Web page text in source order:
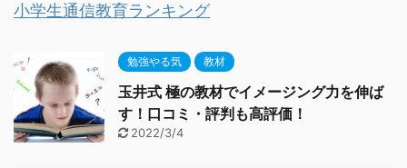
小学生通信教育ランキング
勉強やる気 教材
玉井式 極の教材でイメージング力を伸ば
す！口コミ・評判も高評価！
2022/3/4